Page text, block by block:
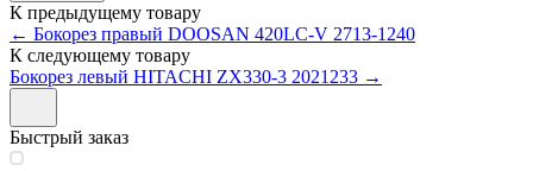
К предыдущему товару
← Бокорез правый DOOSAN 420LC-V 2713-1240
К следующему товару
Бокорез левый HITACHI ZX330-3 2021233 →
Быстрый заказ